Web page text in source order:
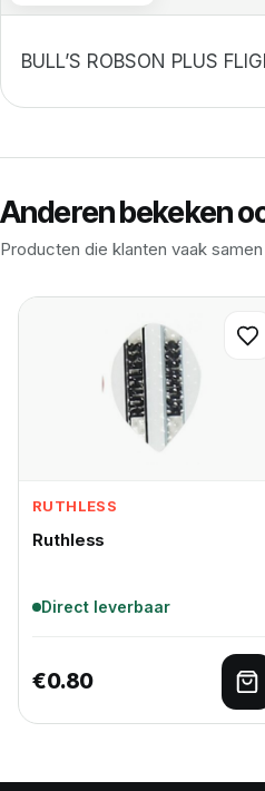
BULL’S ROBSON PLUS
Anderen bekeken
Producten die klanten vaak
RUTHLESS
Ruthless
Direct leverbaar
€0.80